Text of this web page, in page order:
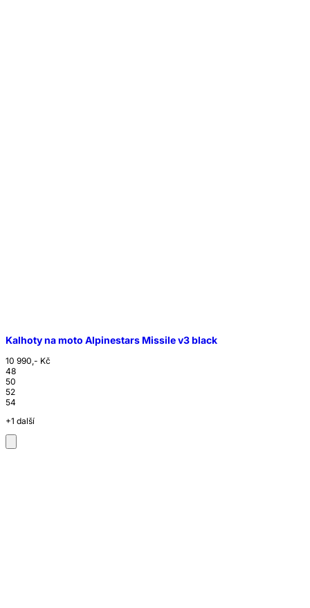
Kalhoty na moto Alpinestars Missile v3 black
10 990,- Kč
48
50
52
54
+1 další